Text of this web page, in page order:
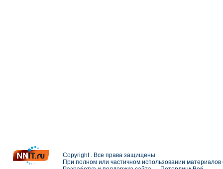
Copyright . Все права защищены
При полном или частичном использовании